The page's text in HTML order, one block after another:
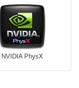
NVIDIA PhysX